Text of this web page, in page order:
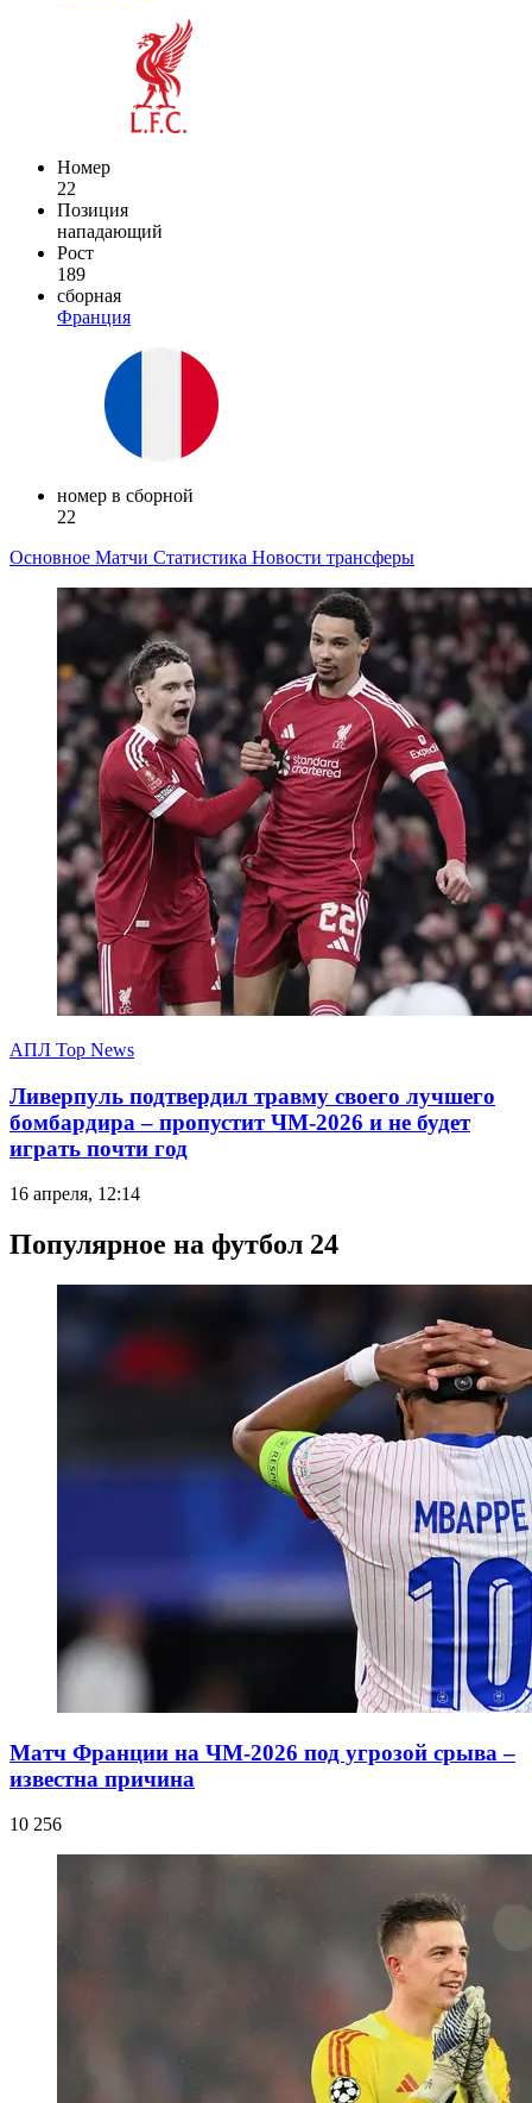
Номер
22
Позиция
нападающий
Рост
189
сборная
Франция
номер в сборной
22
Основное Матчи Статистика Новости трансферы
АПЛ Top News
Ливерпуль подтвердил травму своего лучшего
бомбардира – пропустит ЧМ-2026 и не будет
играть почти год
16 апреля, 12:14
Популярное на футбол 24
Матч Франции на ЧМ-2026 под угрозой срыва –
известна причина
10 256